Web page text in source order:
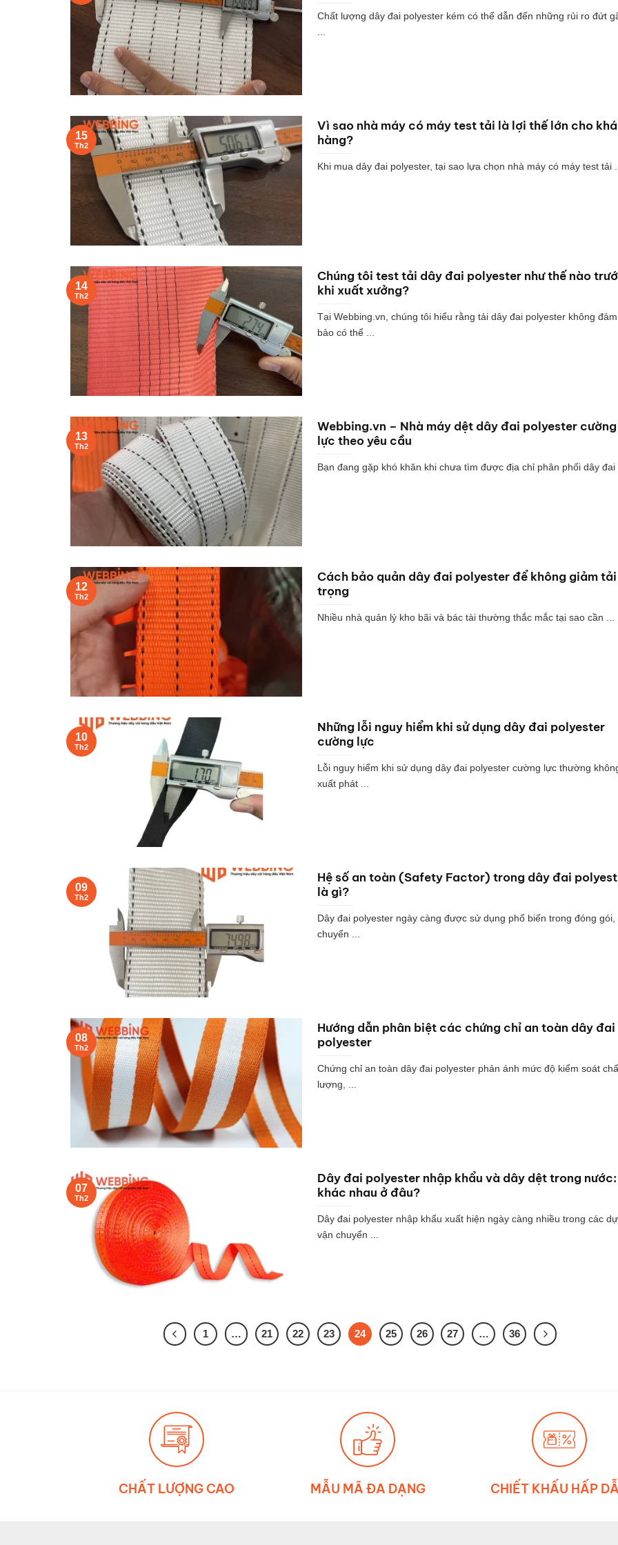
Chất lượng dây đai polyester kém có thể dẫn đến những rủi ro đứt
...
Vì sao nhà máy có máy test tải là lợi thế lớn cho
hàng?
Khi mua dây đai polyester, tại sao lựa chọn nhà máy có máy test tải
15
Th2
Chúng tôi test tải dây đai polyester như thế nào
khi xuất xưởng?
Tại Webbing.vn, chúng tôi hiểu rằng tải dây đai polyester không đảm
bảo có thể ...
14
Th2
Webbing.vn – Nhà máy dệt dây đai polyester cường
lực theo yêu cầu
Bạn đang gặp khó khăn khi chưa tìm được địa chỉ phân phối dây đai
13
Th2
Cách bảo quản dây đai polyester để không giảm tải
trọng
Nhiều nhà quản lý kho bãi và bác tài thường thắc mắc tại sao cần ...
12
Th2
Những lỗi nguy hiểm khi sử dụng dây đai polyester
cường lực
Lỗi nguy hiểm khi sử dụng dây đai polyester cường lực thường
xuất phát ...
10
Th2
Hệ số an toàn (Safety Factor) trong dây đai
là gì?
Dây đai polyester ngày càng được sử dụng phổ biến trong đóng gói,
chuyển ...
09
Th2
Hướng dẫn phân biệt các chứng chỉ an toàn dây đai
polyester
Chứng chỉ an toàn dây đai polyester phản ánh mức độ kiểm soát
lượng, ...
08
Th2
Dây đai polyester nhập khẩu và dây dệt trong nước:
khác nhau ở đâu?
Dây đai polyester nhập khẩu xuất hiện ngày càng nhiều trong các
vận chuyển ...
07
Th2
1 … 21 22 23 24 25 26 27 … 36
CHẤT LƯỢNG CAO MẪU MÃ ĐA DẠNG CHIẾT KHẤU HẤP